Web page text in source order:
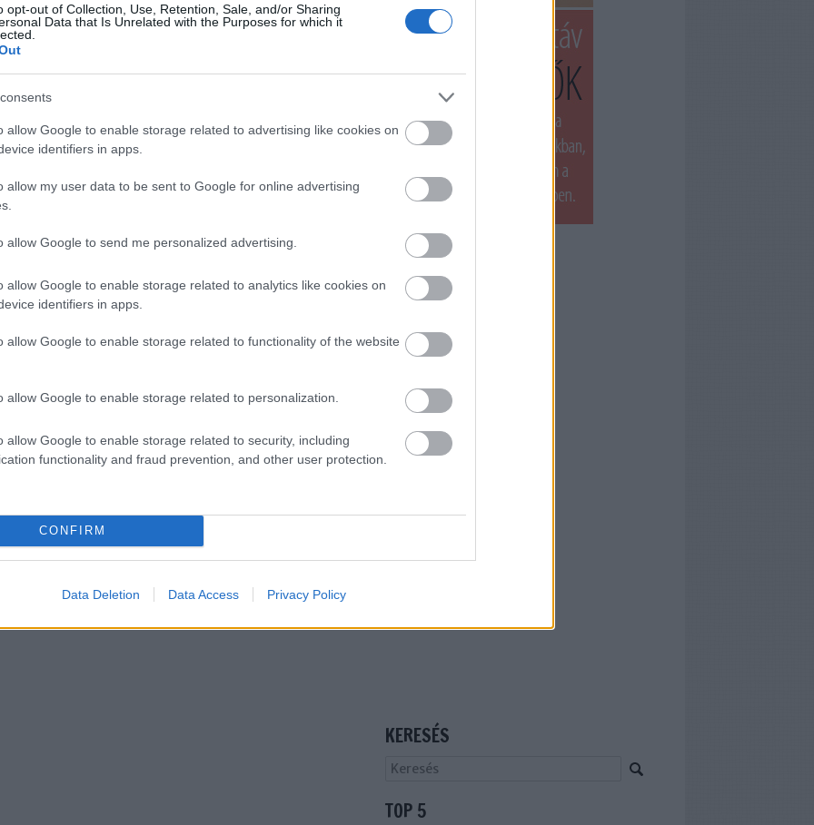
opt-out of Collection, Use, Retention, Sale, and/or Sharing
Data that Is Unrelated with the Purposes for which it
allow Google to enable storage related to advertising like cookies on
identifiers in apps.
allow my user data to be sent to Google for online advertising
allow Google to send me personalized advertising.
allow Google to enable storage related to analytics like cookies on
identifiers in apps.
allow Google to enable storage related to functionality of the website
allow Google to enable storage related to personalization.
allow Google to enable storage related to security, including
functionality and fraud prevention, and other user protection.
CONFIRM
Data Deletion Data Access Privacy Policy
trackback címe:
felhasználói tartalomnak minősülnek, értük aszolgáltatás
nem vállal, azokat nem ellenőrzi. Kifogás esetén forduljon a blog
EZT LÁTTUK LEGUTÓBB
Tweets by filmnaplo
KERESÉS
TOP 5